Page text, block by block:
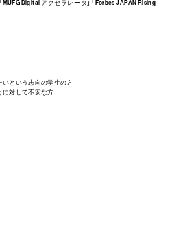
MUFG Digital アクセラレータ」「Forbes JAPAN Rising
いという志向の学生の方
に対して不安な方